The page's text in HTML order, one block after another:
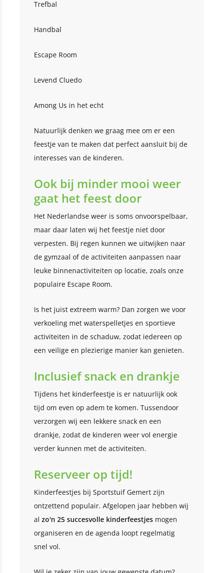
Trefbal
Handbal
Escape Room
Levend Cluedo
Among Us in het echt
Natuurlijk denken we graag mee om er een
feestje van te maken dat perfect aansluit bij de
interesses van de kinderen.
Ook bij minder mooi weer
gaat het feest door
Het Nederlandse weer is soms onvoorspelbaar,
maar daar laten wij het feestje niet door
verpesten. Bij regen kunnen we uitwijken naar
de gymzaal of de activiteiten aanpassen naar
leuke binnenactiviteiten op locatie, zoals onze
populaire Escape Room.
Is het juist extreem warm? Dan zorgen we voor
verkoeling met waterspelletjes en sportieve
activiteiten in de schaduw, zodat iedereen op
een veilige en plezierige manier kan genieten.
Inclusief snack en drankje
Tijdens het kinderfeestje is er natuurlijk ook
tijd om even op adem te komen. Tussendoor
verzorgen wij een lekkere snack en een
drankje, zodat de kinderen weer vol energie
verder kunnen met de activiteiten.
Reserveer op tijd!
Kinderfeestjes bij Sportstuif Gemert zijn
ontzettend populair. Afgelopen jaar hebben wij
al zo'n 25 succesvolle kinderfeestjes mogen
organiseren en de agenda loopt regelmatig
snel vol.